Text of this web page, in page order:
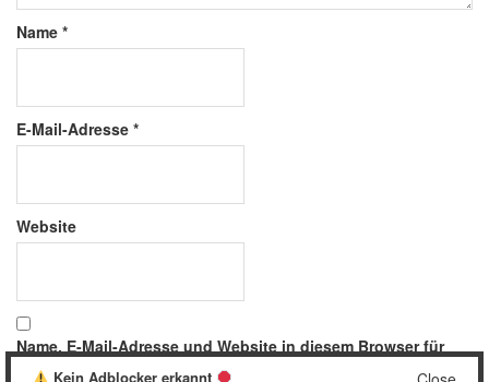
Name *
E-Mail-Adresse *
Website
Name, E-Mail-Adresse und Website in diesem Browser für
meinen nächsten Kommentar speichern.
Kein Adblocker erkannt